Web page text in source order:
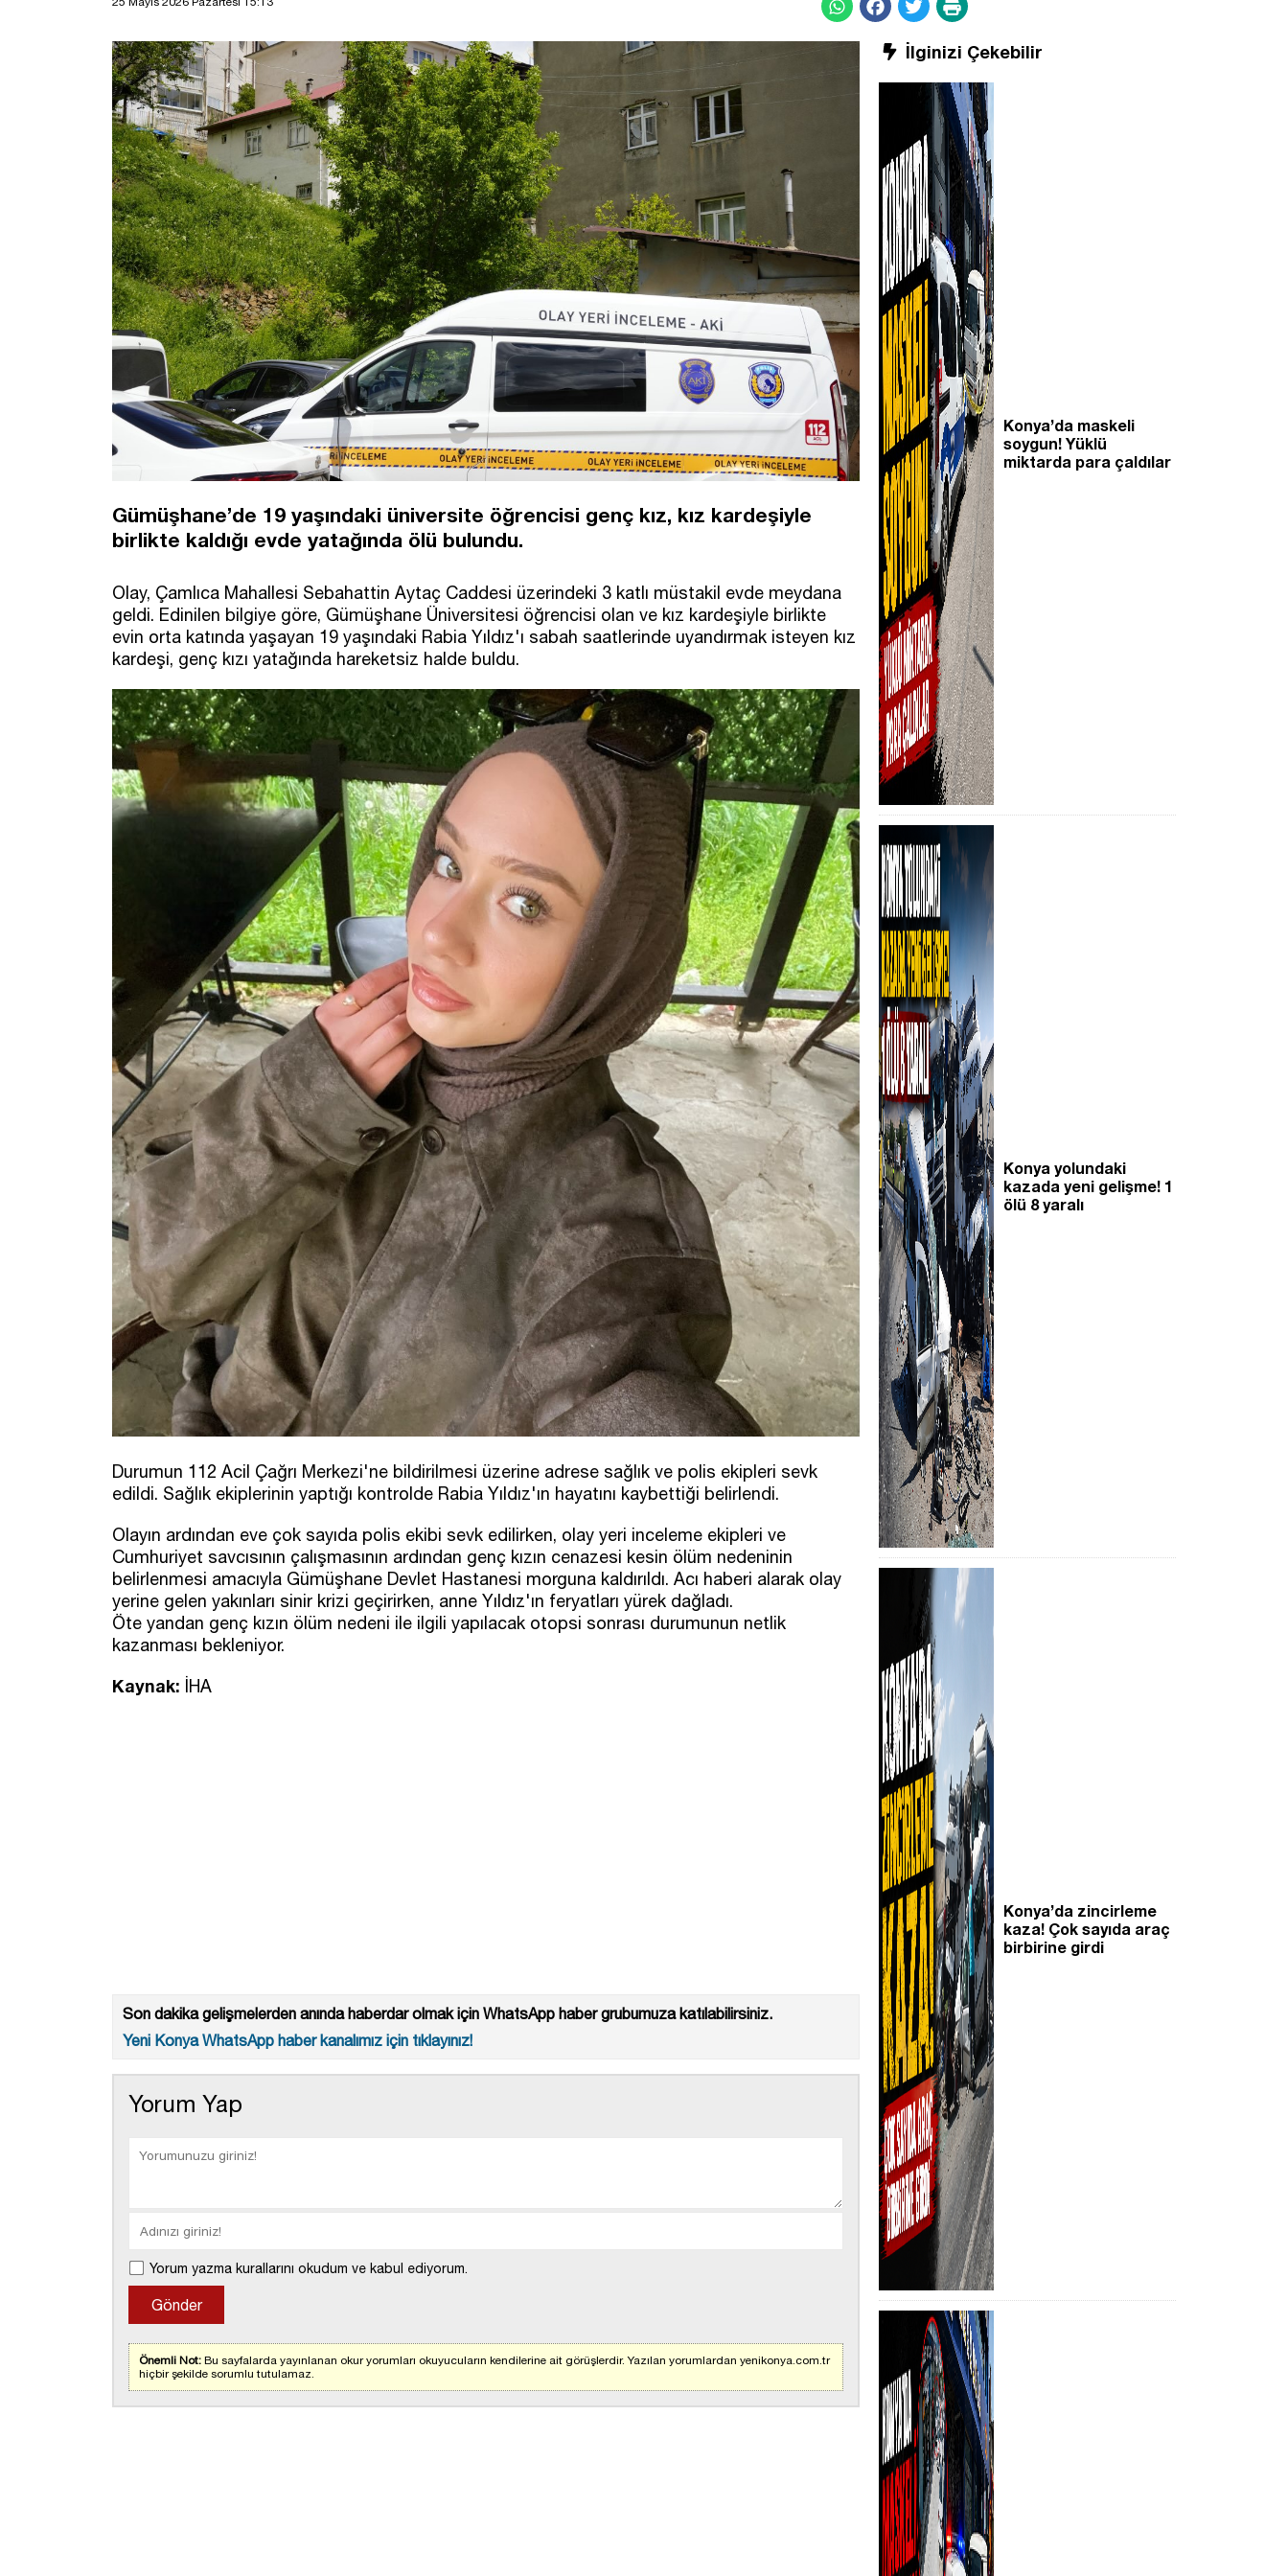
Gümüşhane’de 19 yaşındaki üniversite öğrencisi genç kız, kız kardeşiyle
birlikte kaldığı evde yatağında ölü bulundu.
Olay, Çamlıca Mahallesi Sebahattin Aytaç Caddesi üzerindeki 3 katlı müstakil evde meydana
geldi. Edinilen bilgiye göre, Gümüşhane Üniversitesi öğrencisi olan ve kız kardeşiyle birlikte
evin orta katında yaşayan 19 yaşındaki Rabia Yıldız'ı sabah saatlerinde uyandırmak isteyen kız
kardeşi, genç kızı yatağında hareketsiz halde buldu.
Durumun 112 Acil Çağrı Merkezi'ne bildirilmesi üzerine adrese sağlık ve polis ekipleri sevk
edildi. Sağlık ekiplerinin yaptığı kontrolde Rabia Yıldız'ın hayatını kaybettiği belirlendi.
Olayın ardından eve çok sayıda polis ekibi sevk edilirken, olay yeri inceleme ekipleri ve
Cumhuriyet savcısının çalışmasının ardından genç kızın cenazesi kesin ölüm nedeninin
belirlenmesi amacıyla Gümüşhane Devlet Hastanesi morguna kaldırıldı. Acı haberi alarak olay
yerine gelen yakınları sinir krizi geçirirken, anne Yıldız'ın feryatları yürek dağladı.
Öte yandan genç kızın ölüm nedeni ile ilgili yapılacak otopsi sonrası durumunun netlik
kazanması bekleniyor.
Kaynak: İHA
Son dakika gelişmelerden anında haberdar olmak için WhatsApp haber grubumuza katılabilirsiniz.
Yeni Konya WhatsApp haber kanalımız için tıklayınız!
Yorum Yap
Yorum yazma kurallarını okudum ve kabul ediyorum.
Önemli Not: Bu sayfalarda yayınlanan okur yorumları okuyucuların kendilerine ait görüşlerdir. Yazılan yorumlardan yenikonya.com.tr
hiçbir şekilde sorumlu tutulamaz.
İlginizi Çekebilir
Konya’da maskeli
soygun! Yüklü
miktarda para çaldılar
Konya yolundaki
kazada yeni gelişme! 1
ölü 8 yaralı
Konya’da zincirleme
kaza! Çok sayıda araç
birbirine girdi